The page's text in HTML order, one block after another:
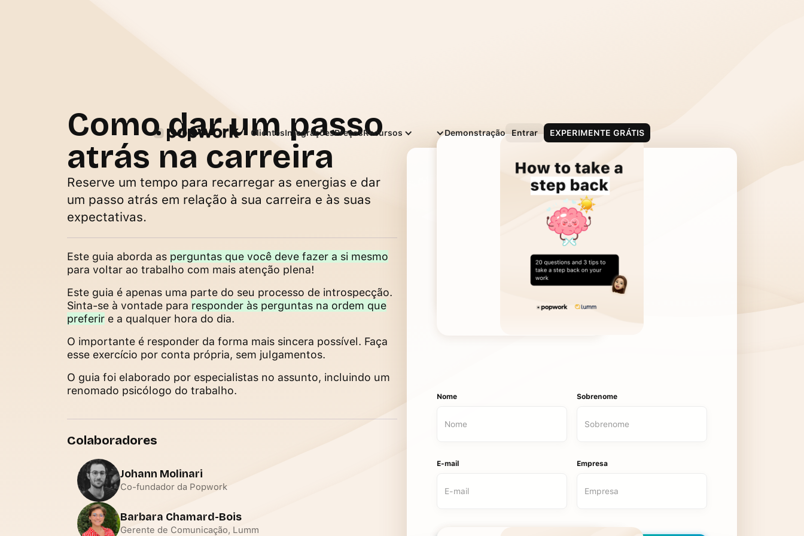
Clientes Integrações Preços Recursos Português
Demonstração Entrar EXPERIMENTE GRÁTIS
Como dar um passo
atrás na carreira
Reserve um tempo para recarregar as energias e dar
um passo atrás em relação à sua carreira e às suas
expectativas.
Este guia aborda as perguntas que você deve fazer a si mesmo
para voltar ao trabalho com mais atenção plena!
Este guia é apenas uma parte do seu processo de introspecção.
Sinta-se à vontade para responder às perguntas na ordem que
preferir e a qualquer hora do dia.
O importante é responder da forma mais sincera possível. Faça
esse exercício por conta própria, sem julgamentos.
O guia foi elaborado por especialistas no assunto, incluindo um
renomado psicólogo do trabalho.
Colaboradores
Johann Molinari
Co-fundador da Popwork
Barbara Chamard-Bois
Gerente de Comunicação, Lumm
Nome Sobrenome
E-mail Empresa